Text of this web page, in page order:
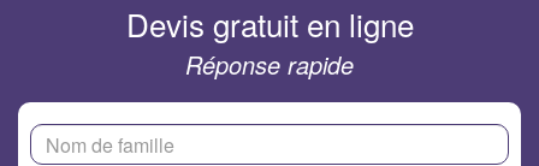
Devis gratuit en ligne
Réponse rapide